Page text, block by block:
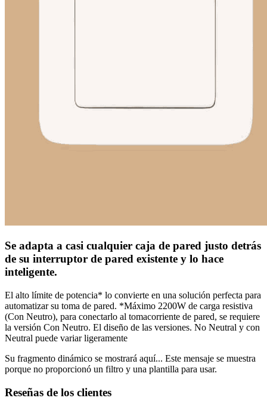
Se adapta a casi cualquier caja de pared justo detrás
de su interruptor de pared existente y lo hace
inteligente.
El alto límite de potencia* lo convierte en una solución perfecta para
automatizar su toma de pared. *Máximo 2200W de carga resistiva
(Con Neutro), para conectarlo al tomacorriente de pared, se requiere
la versión Con Neutro. El diseño de las versiones. No Neutral y con
Neutral puede variar ligeramente
Su fragmento dinámico se mostrará aquí... Este mensaje se muestra
porque no proporcionó un filtro y una plantilla para usar.
Reseñas de los clientes